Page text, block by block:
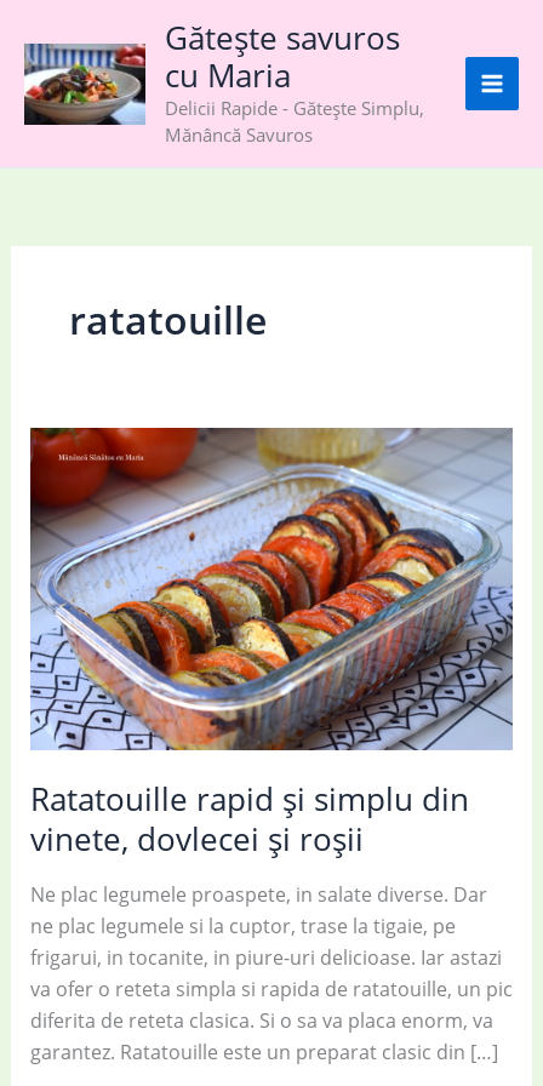
content
Gătește savuros
cu Maria
Delicii Rapide - Gătește Simplu,
Mănâncă Savuros
ratatouille
Ratatouille rapid și simplu din
vinete, dovlecei și roșii
Ne plac legumele proaspete, in salate diverse. Dar
ne plac legumele si la cuptor, trase la tigaie, pe
frigarui, in tocanite, in piure-uri delicioase. Iar astazi
va ofer o reteta simpla si rapida de ratatouille, un pic
diferita de reteta clasica. Si o sa va placa enorm, va
garantez. Ratatouille este un preparat clasic din […]